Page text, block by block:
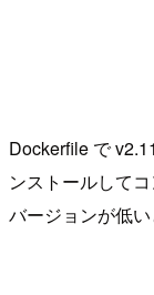
Dockerfile で
ンストールして
バージョンが低